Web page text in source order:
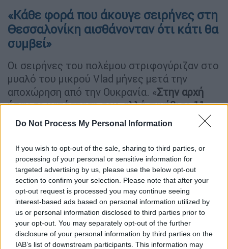
Do Not Process My Personal Information
If you wish to opt-out of the sale, sharing to third parties, or
processing of your personal or sensitive information for
targeted advertising by us, please use the below opt-out
section to confirm your selection. Please note that after your
opt-out request is processed you may continue seeing
interest-based ads based on personal information utilized by
us or personal information disclosed to third parties prior to
your opt-out. You may separately opt-out of the further
disclosure of your personal information by third parties on the
IAB’s list of downstream participants. This information may
«Κάθε φορά που άκουγε σειρήνες στη
Θεσσαλονίκη αισθάνονταν ότι κάτι θα
συμβεί»
Οι σειρήνες του πολέμου στριφογύριζαν στο
μυαλό του μικρού Vlad μήνες μετά την
αποχώρηση από την Ουκρανία. «Στην αρχή
ήταν σε κατάσταση σοκ, αλλά συνήθισε 11
μήνες μετά
. Κάθε φορά που άκουγε σειρήνες
στη Θεσσαλονίκη αισθάνονταν ότι κάτι θα
συμβεί. Πλέον μετά από ψυχολογική
υποστήριξη ειδικών το έχει ξεπεράσει» λέει
με ανακούφιση η Οξάνα». Από τον
Σεπτέμβριο παρακολουθεί τα μαθήματα του
σχολείου του στην Ουκρανία διαδικτυακά και
η ζωή του επιστρέφει σιγά-σιγά σε
καθημερινούς ρυθμούς. «Στην Θεσσαλονίκη
μας αγκάλιασαν» θα πει η Οξάνα.